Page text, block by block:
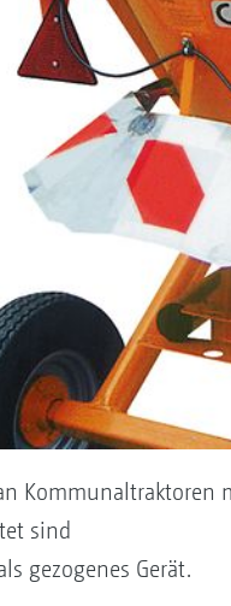
Kommunaltraktoren
sind
gezogenes Gerät.